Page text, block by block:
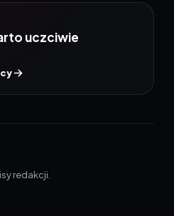
uczciwie
redakcji.